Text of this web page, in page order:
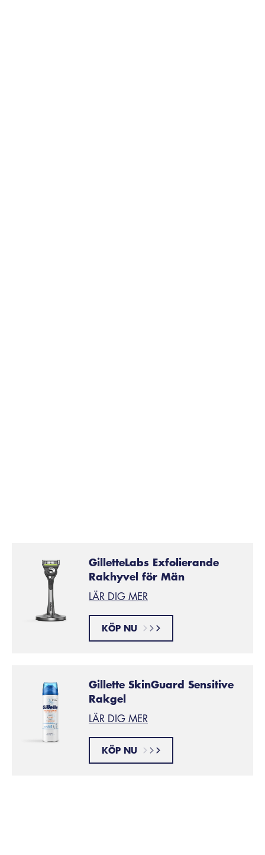
GilletteLabs Exfolierande
Rakhyvel för Män
LÄR DIG MER
KÖP NU
Gillette SkinGuard Sensitive
Rakgel
LÄR DIG MER
KÖP NU